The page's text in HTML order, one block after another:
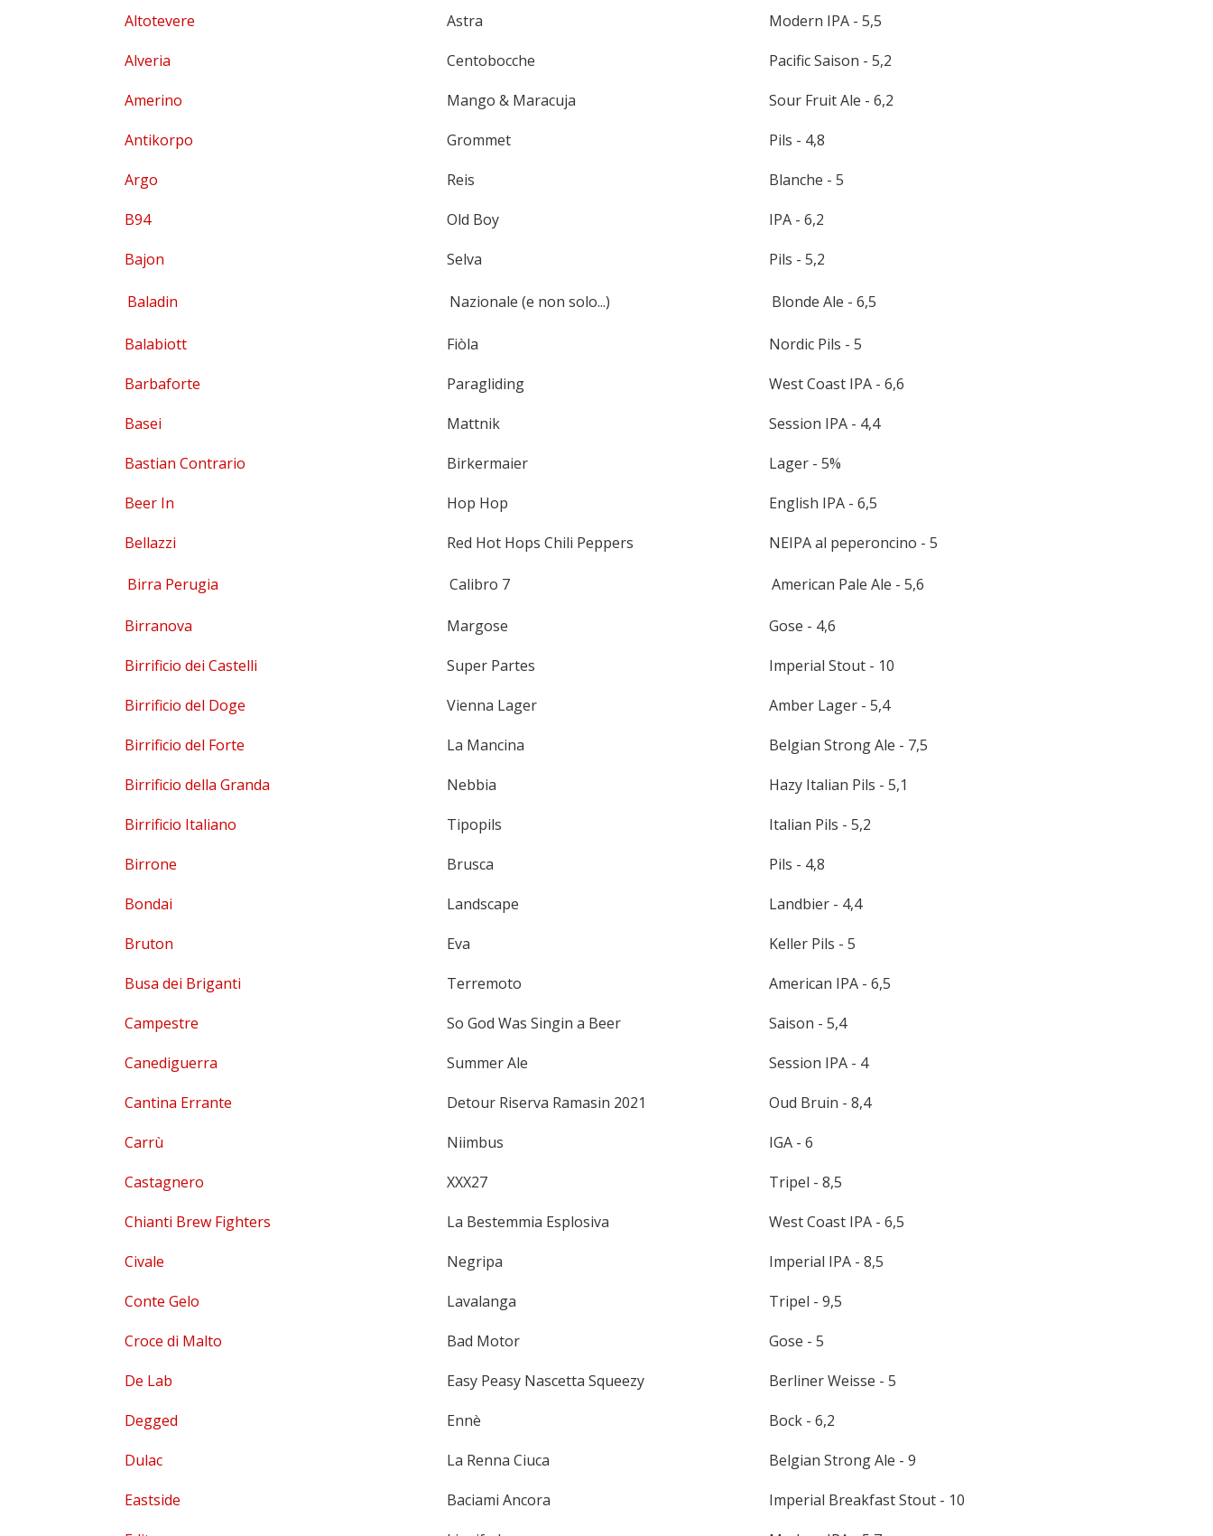
Altotevere
Astra
Modern IPA - 5,5
Alveria
Centobocche
Pacific Saison - 5,2
Amerino
Mango & Maracuja
Sour Fruit Ale - 6,2
Antikorpo
Grommet
Pils - 4,8
Argo
Reis
Blanche - 5
B94
Old Boy
IPA - 6,2
Bajon
Selva Pils - 5,2
Baladin Nazionale (e non solo...) Blonde Ale - 6,5
Balabiott Fiòla
Nordic Pils - 5
Barbaforte
Paragliding
West Coast IPA - 6,6
Basei
Mattnik
Session IPA - 4,4
Bastian Contrario
Birkermaier
Lager - 5%
Beer In
Hop Hop
English IPA - 6,5
Bellazzi
Red Hot Hops Chili Peppers NEIPA al peperoncino - 5
Birra Perugia Calibro 7 American Pale Ale - 5,6
Birranova Margose
Gose - 4,6
Birrificio dei Castelli
Super Partes
Imperial Stout - 10
Birrificio del Doge
Vienna Lager
Amber Lager - 5,4
Birrificio del Forte
La Mancina
Belgian Strong Ale - 7,5
Birrificio della Granda
Nebbia
Hazy Italian Pils - 5,1
Birrificio Italiano
Tipopils
Italian Pils - 5,2
Birrone
Brusca
Pils - 4,8
Bondai
Landscape
Landbier - 4,4
Bruton
Eva
Keller Pils - 5
Busa dei Briganti
Terremoto
American IPA - 6,5
Campestre
So God Was Singin a Beer
Saison - 5,4
Canediguerra
Summer Ale
Session IPA - 4
Cantina Errante
Detour Riserva Ramasin 2021
Oud Bruin - 8,4
Carrù
Niimbus
IGA - 6
Castagnero
XXX27
Tripel - 8,5
Chianti Brew Fighters
La Bestemmia Esplosiva
West Coast IPA - 6,5
Civale
Negripa
Imperial IPA - 8,5
Conte Gelo
Lavalanga
Tripel - 9,5
Croce di Malto
Bad Motor
Gose - 5
De Lab
Easy Peasy Nascetta Squeezy
Berliner Weisse - 5
Degged
Ennè
Bock - 6,2
Dulac
La Renna Ciuca
Belgian Strong Ale - 9
Eastside
Baciami Ancora
Imperial Breakfast Stout - 10